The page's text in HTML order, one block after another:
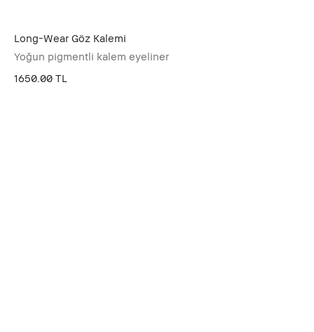
Long-Wear Göz Kalemi
Yoğun pigmentli kalem eyeliner
1650.00 TL